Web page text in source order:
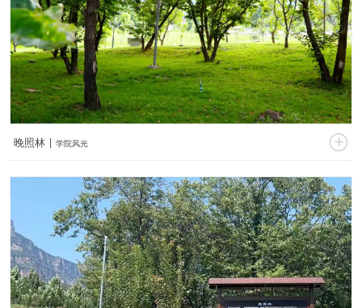
晚照林 | 学院风光 
